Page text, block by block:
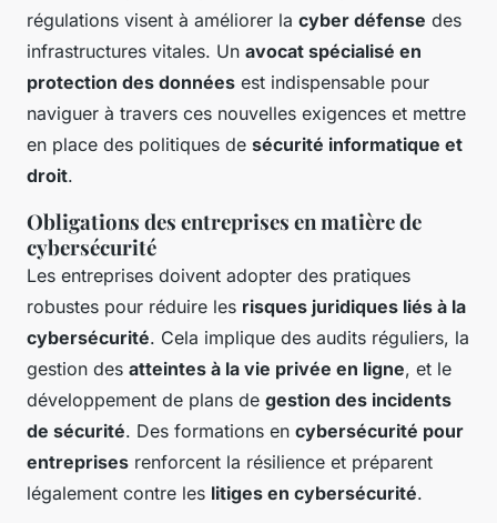
régulations visent à améliorer la cyber défense des
infrastructures vitales. Un avocat spécialisé en
protection des données est indispensable pour
naviguer à travers ces nouvelles exigences et mettre
en place des politiques de sécurité informatique et
droit.
Obligations des entreprises en matière de
cybersécurité
Les entreprises doivent adopter des pratiques
robustes pour réduire les risques juridiques liés à la
cybersécurité. Cela implique des audits réguliers, la
gestion des atteintes à la vie privée en ligne, et le
développement de plans de gestion des incidents
de sécurité. Des formations en cybersécurité pour
entreprises renforcent la résilience et préparent
légalement contre les litiges en cybersécurité.